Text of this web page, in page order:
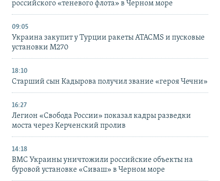
российского «теневого флота» в Черном море
09:05
Украина закупит у Турции ракеты ATACMS и пусковые
установки M270
18:10
Старший сын Кадырова получил звание «героя Чечни»
16:27
Легион «Свобода России» показал кадры разведки
моста через Керченский пролив
14:18
ВМС Украины уничтожили российские объекты на
буровой установке «Сиваш» в Черном море